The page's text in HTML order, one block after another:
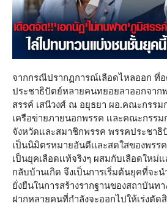
จากกรณีปรากฏการณ์เลือดไหลออก ที่
ประชาธิปัตย์หลายคนทยอยลาออกจา
สรรค์ เสนีวงศ์ ณ อยุธยา ผอ.คณะกรรม
เครือข่ายภายนอกพรรค เเละคณะกรรม
จังหวัดและสมาชิกพรรค พรรคประชา
เป็นนิมิตรหมายอันดีเเละสดใสของพร
เป็นยุคเลือดเเท้จริงๆ ผสมกับเลือดใหม่
กลับบ้านเกิด จึงเป็นการเริ่มต้นยุคที่จะน
ยั่งยืนในการสร้างรากฐานของสถาบันท
ฝากหลายคนที่กำลังจะออกไปให้เร่งตัด